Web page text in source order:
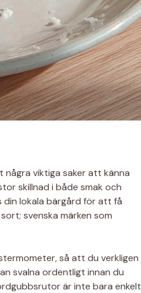
viktiga saker att känna
skillnad i både smak och
din lokala bärgård för att få
svenska märken som
så att du verkligen
svalna ordentligt innan du
är inte bara enkelt